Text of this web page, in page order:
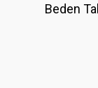
Beden